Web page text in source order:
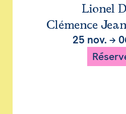
Lionel
Clémence
25 nov. →